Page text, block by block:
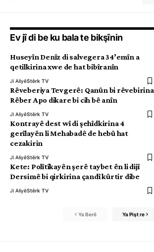
Ev jî di be ku bala te bikşînin
Huseyîn Denîz di salvegera 34’emîn a
qetilkirina xwe de hat bibîranîn
Ji AliyêStêrk TV
Rêveberiya Tevgerê: Qanûn bi rêvebirina
Rêber Apo dikare bi cih bê anîn
Ji AliyêStêrk TV
Kontrayê dest wî di şehîdkirina 4
gerîlayên li Mehabadê de hebû hat
cezakirin
Ji AliyêStêrk TV
Kete: Polîtîkayên şerê taybet ên li dijî
Dersimê bi qirkirina çandî kûrtir dibe
Ji AliyêStêrk TV
Ya Berê Ya Pişt re